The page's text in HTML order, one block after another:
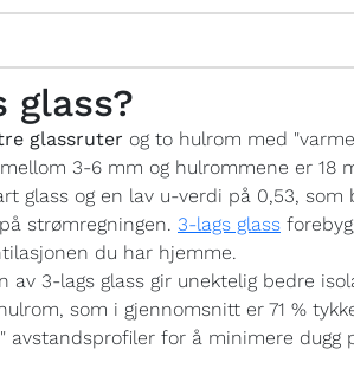
glass?
glassruter og to hulrom med
3-6 mm og hulrommene er 18
glass og en lav u-verdi på 0,53, som
strømregningen. 3-lags glass
du har hjemme.
3-lags glass gir unektelig bedre
som i gjennomsnitt er 71 %
avstandsprofiler for å minimere dugg